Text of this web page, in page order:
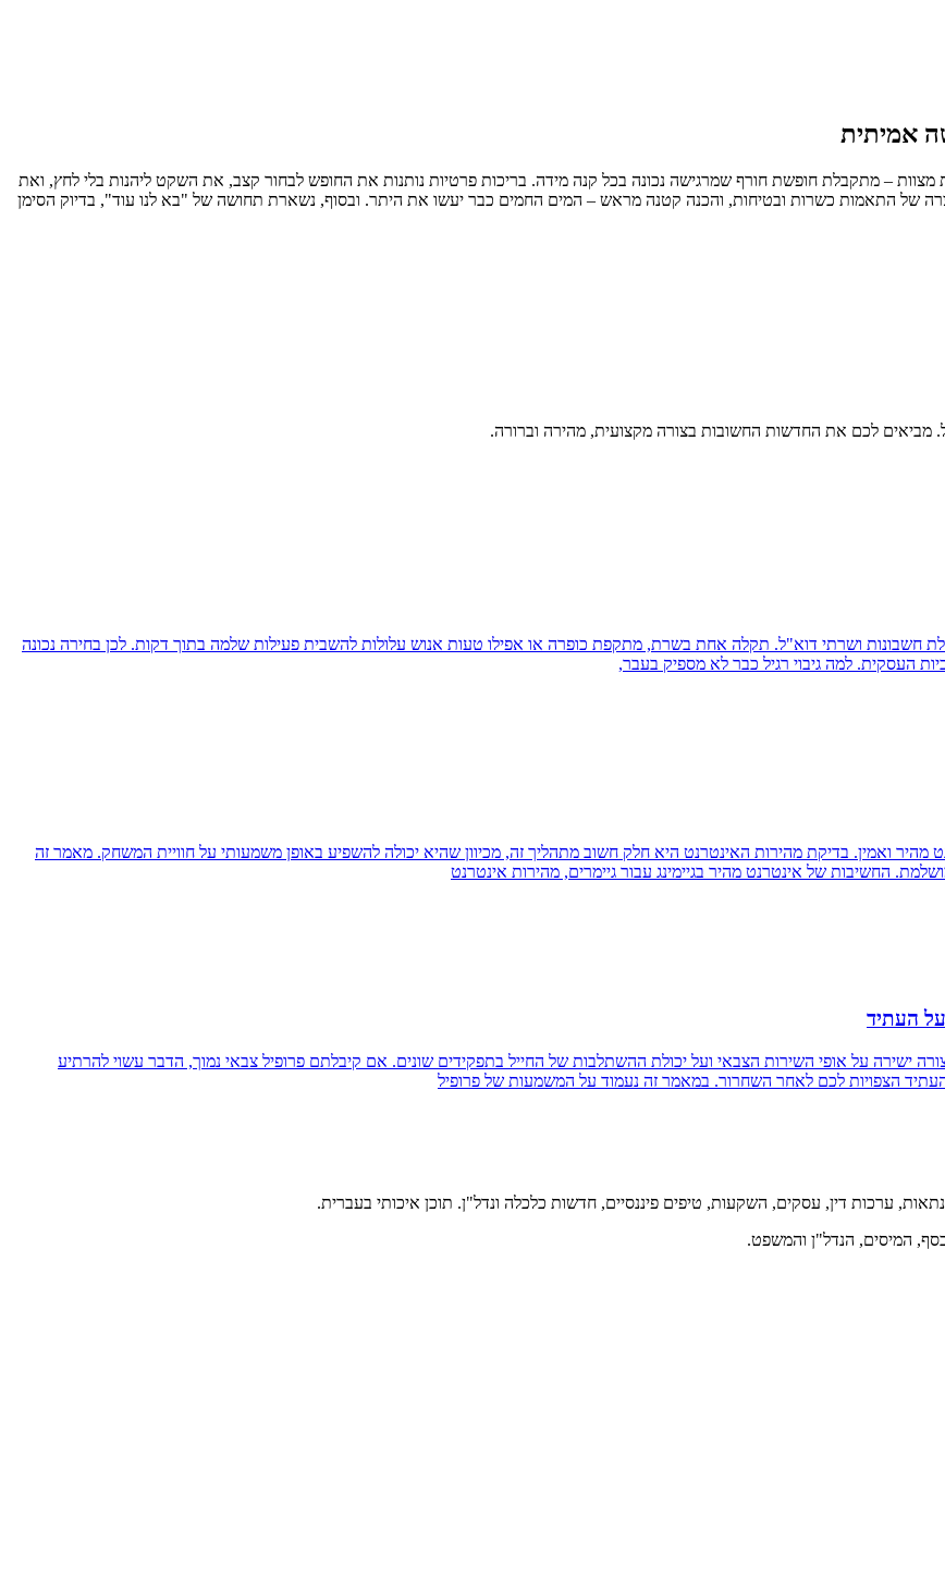
אמיתית
– מתקבלת חופשת חורף שמרגישה נכונה בכל קנה מידה. בריכות פרטיות נותנות את החופש לבחור קצב, את השקט ליהנות בלי לחץ, ואת
של התאמות כשרות ובטיחות, והכנה קטנה מראש – המים החמים כבר יעשו את היתר. ובסוף, נשארת תחושה של "בא לנו עוד", בדיוק הסימן
חשבונות ושרתי דוא"ל. תקלה אחת בשרת, מתקפת כופרה או אפילו טעות אנוש עלולות להשבית פעילות שלמה בתוך דקות. לכן בחירה נכונה
העסקית. למה גיבוי רגיל כבר לא מספיק בעבר,
מהיר ואמין. בדיקת מהירות האינטרנט היא חלק חשוב מתהליך זה, מכיוון שהיא יכולה להשפיע באופן משמעותי על חוויית המשחק. מאמר זה
החשיבות של אינטרנט מהיר בגיימינג עבור גיימרים, מהירות אינטרנט
העתיד
ישירה על אופי השירות הצבאי ועל יכולת ההשתלבות של החייל בתפקידים שונים. אם קיבלתם פרופיל צבאי נמוך, הדבר עשוי להרתיע
הצפויות לכם לאחר השחרור. במאמר זה נעמוד על המשמעות של פרופיל
ערכות דין, עסקים, השקעות, טיפים פיננסיים, חדשות כלכלה ונדל"ן. תוכן איכותי בעברית.
המיסים, הנדל"ן והמשפט.